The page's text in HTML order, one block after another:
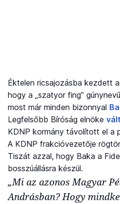
Éktelen ricsajozásba kezdett
hogy a „szatyor fing”
most már minden bizonnyal
Legfelsőbb Bíróság elnöke
KDNP kormány távolított el a
A KDNP frakcióvezetője
Tiszát azzal, hogy Baka a
bosszúállásra készül.
„Mi az azonos Magyar
Andrásban? Hogy